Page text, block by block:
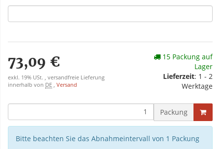
73,09 €
exkl. 19% USt. , versandfreie Lieferung
innerhalb von DE , Versand
15 Packung auf
Lager
Lieferzeit: 1 - 2
Werktage
Packung
Bitte beachten Sie das Abnahmeintervall von 1 Packung